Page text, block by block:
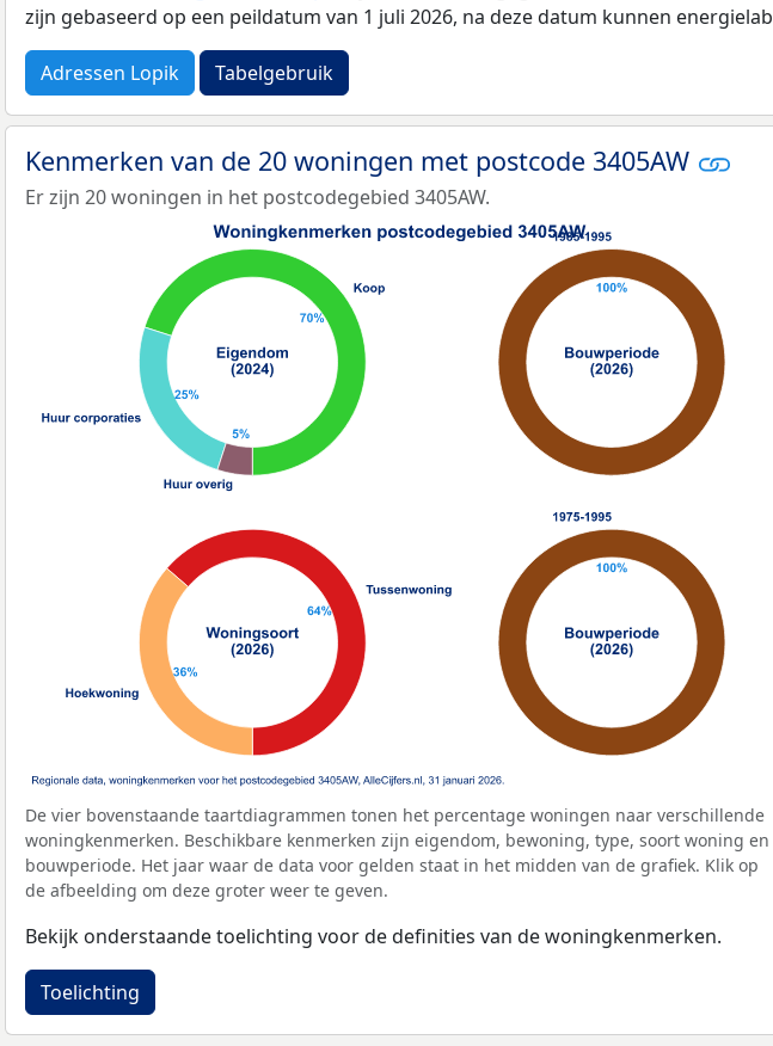
zijn gebaseerd op een peildatum van 1 juli 2026, na deze datum kunnen
Adressen Lopik Tabelgebruik
Kenmerken van de 20 woningen met postcode 3405AW
Er zijn 20 woningen in het postcodegebied 3405AW.
De vier bovenstaande taartdiagrammen tonen het percentage woningen naar verschillende
woningkenmerken. Beschikbare kenmerken zijn eigendom, bewoning, type, soort woning en
bouwperiode. Het jaar waar de data voor gelden staat in het midden van de grafiek. Klik op
de afbeelding om deze groter weer te geven.
Bekijk onderstaande toelichting voor de definities van de woningkenmerken.
Toelichting